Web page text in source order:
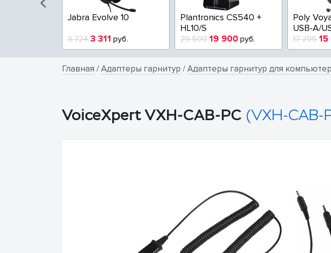
Jabra Evolve 10
3 724 3 311 руб.
Plantronics CS540 +
HL10/S
29 500 19 900 руб.
Poly
USB-A/
17 295 15
Главная /Адаптеры гарнитур /Адаптеры гарнитур для
VoiceXpert VXH-CAB-PC (VXH-CAB-